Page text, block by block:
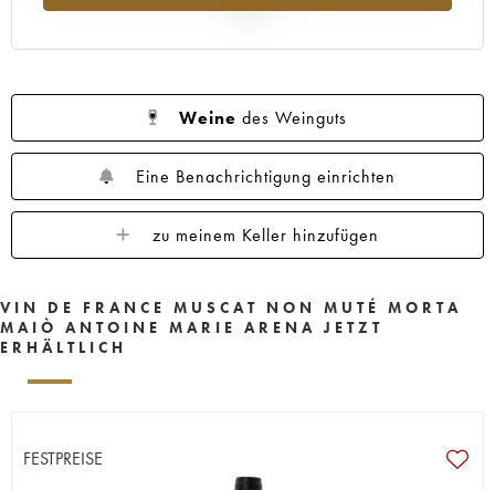
Weine des Weinguts
Eine Benachrichtigung einrichten
zu meinem Keller hinzufügen
VIN DE FRANCE MUSCAT NON MUTÉ MORTA
MAIÒ ANTOINE MARIE ARENA JETZT
ERHÄLTLICH
FESTPREISE